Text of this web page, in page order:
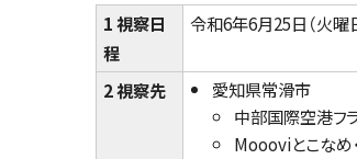
1 視察日
程
令和6年6月25日（火曜
2 視察先
愛知県常滑市
中部国際空港フ
Moooviとこなめ